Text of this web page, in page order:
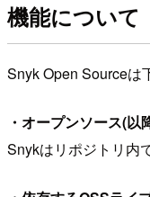
機能について
Snyk Open Sourceは
・オープンソース(
Snykはリポジトリ内